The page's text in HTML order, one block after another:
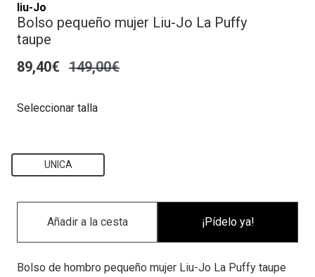
liu-Jo
Bolso pequeño mujer Liu-Jo La Puffy
taupe
89,40€ 149,00€
Seleccionar talla
UNICA
¡Pídelo ya!
Bolso de hombro pequeño mujer Liu-Jo La Puffy taupe